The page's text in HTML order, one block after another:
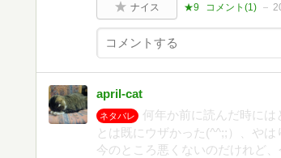
ナイス ★9 コメント(1)
april-cat
ネタバレ
何年か前に読んだ時には
とは既にウザかった(^^;;）、や
今のところ悪くないのだけれど